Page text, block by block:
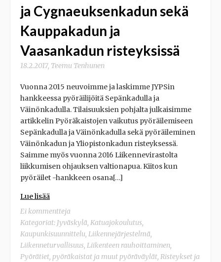
ja Cygnaeuksenkadun sekä
Kauppakadun ja
Vaasankadun risteyksissä
18.2.2017, Teemu Tenhunen
Vuonna 2015 neuvoimme ja laskimme JYPSin
hankkeessa pyöräilijöitä Sepänkadulla ja
Väinönkadulla. Tilaisuuksien pohjalta julkaisimme
artikkelin Pyöräkaistojen vaikutus pyöräilemiseen
Sepänkadulla ja Väinönkadulla sekä pyöräileminen
Väinönkadun ja Yliopistonkadun risteyksessä.
Saimme myös vuonna 2016 Liikennevirastolta
liikkumisen ohjauksen valtionapua. Kiitos kun
pyöräilet -hankkeen osana[…]
Lue lisää
Ei kommentteja
Kategoriat: Jyväskylä, Katuajokoulutus,
Kaupunkisuunnittelu, Liikennejärjestelmä,
Liikenneturvallisuus, Liikenteen rauhoittaminen,
Pyörätiet, pyöräkaistat ja muut pyöräväylät, Risteykset ja